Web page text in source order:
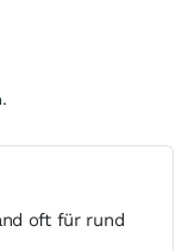
oft für rund